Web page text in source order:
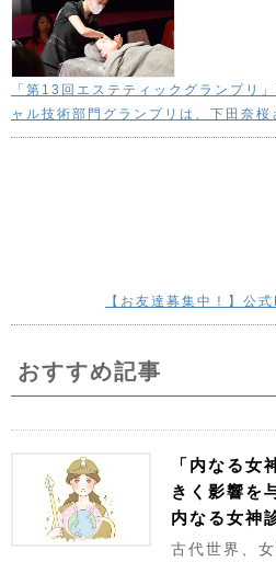
「第13回エステティックグランプリ
ャル技術部門グランプリは、下田奈桜
【お友達募集中！】公
おすすめ記事
「内なる女
きく影響を
内なる女神
古代世界、